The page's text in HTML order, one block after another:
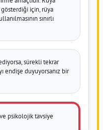
için, rüya
sınırlı
sürekli tekrar
endişe duyuyorsanız bir
psikolojik tavsiye